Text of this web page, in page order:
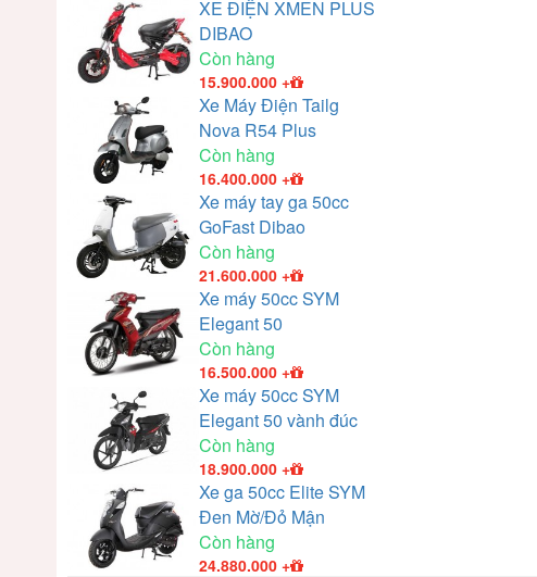
XE ĐIỆN XMEN PLUS
DIBAO
Còn hàng
15.900.000 +
Xe Máy Điện Tailg
Nova R54 Plus
Còn hàng
16.400.000 +
Xe máy tay ga 50cc
GoFast Dibao
Còn hàng
21.600.000 +
Xe máy 50cc SYM
Elegant 50
Còn hàng
16.500.000 +
Xe máy 50cc SYM
Elegant 50 vành đúc
Còn hàng
18.900.000 +
Xe ga 50cc Elite SYM
Đen Mờ/Đỏ Mận
Còn hàng
24.880.000 +